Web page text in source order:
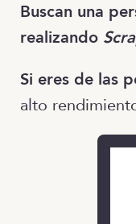
Buscan una
realizando
Si eres de las
alto